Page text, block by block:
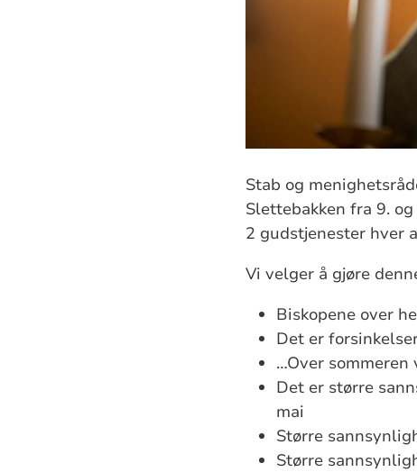
Stab og
Slettebakken fra 9.
2 gudstjenester hver
Vi velger å gjøre
Biskopene over
Det er
…Over
Det er større
mai
Større
Større